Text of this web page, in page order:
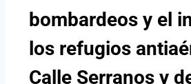
bombardeos y el
los refugios
Calle Serranos y